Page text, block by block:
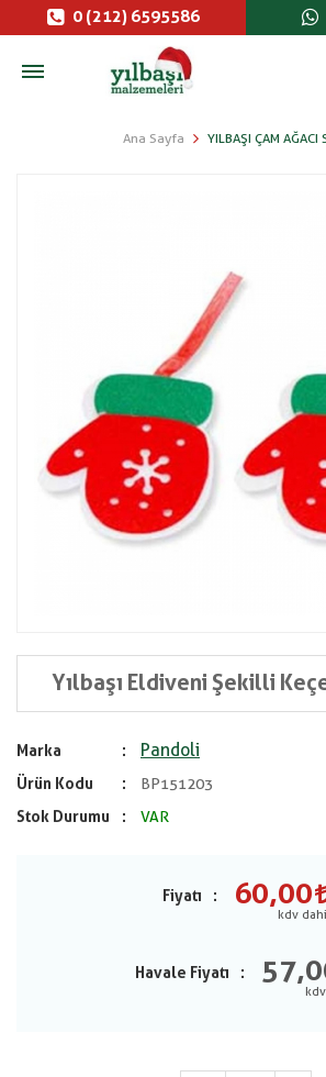
0 (212) 6595586
Ana Sayfa YILBAŞI ÇAM AĞACI
Yılbaşı Eldiveni Şekilli
Marka Pandoli
Ürün Kodu
BP151203
Stok Durumu
VAR
Fiyatı 60,00
Havale Fiyatı